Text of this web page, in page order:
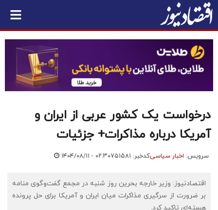
درخواست یک کشور عربی از ایران و
آمریکا درباره مذاکرات+ جزئیات
سرویس: اخبار سیاسیکدخبر: ۷۵۱۵۸۱ ۱۴۰۴/۰۸/۱۱ - ۰۲:۳۰
اقتصادنیوز: وزیر خارجه بحرین روز شنبه در مجمع گفت‌وگوی منامه
بر ضرورت از سرگیری مذاکرات میان ایران و آمریکا برای حل پرونده
هسته‌ای تاکید کرد.